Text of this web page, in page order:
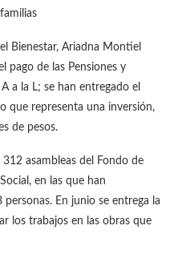
Bienestar, Ariadna Montiel
pago de las Pensiones y
a la L; se han entregado el
que representa una inversión,
de pesos.
asambleas del Fondo de
en las que han
En junio se entrega la
los trabajos en las obras que